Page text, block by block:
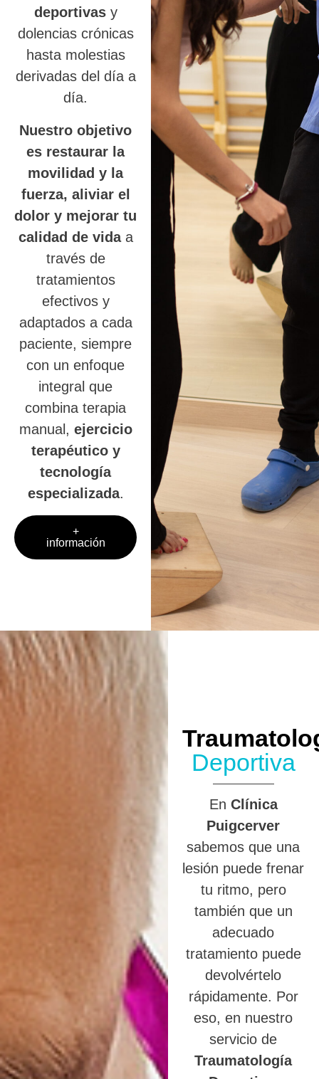
deportivasy
dolencias crónicas
hasta molestias
derivadas del día a
día.
Nuestro objetivo
es restaurar la
movilidad y la
fuerza, aliviar el
dolor y mejorar tu
calidad de vidaa
través de
tratamientos
efectivos y
adaptados a cada
paciente, siempre
con un enfoque
integral que
combina terapia
manual, ejercicio
terapéutico y
tecnología
especializada.
+
información
Deportiva
En Clínica
Puigcerver
sabemos que una
lesión puede frenar
tu ritmo, pero
también que un
adecuado
tratamiento puede
devolvértelo
rápidamente. Por
eso, en nuestro
servicio de
Traumatología